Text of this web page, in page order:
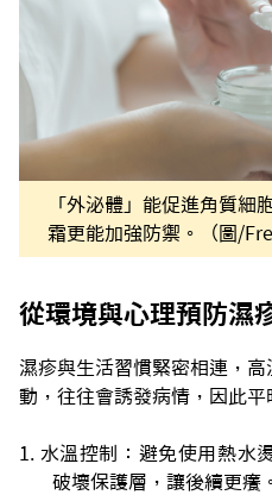
「外泌體」能促進角質細
霜更能加強防禦。（圖/
從環境與心理預防濕
濕疹與生活習慣緊密相連，
動，往往會誘發病情，因此平
水溫控制：避免使用熱水
破壞保護層，讓後續更癢